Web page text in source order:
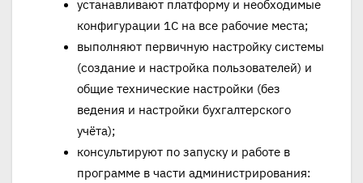
устанавливают платформу и необходимые
конфигурации 1С на все рабочие места;
выполняют первичную настройку системы
(создание и настройка пользователей) и
общие технические настройки (без
ведения и настройки бухгалтерского
учёта);
консультируют по запуску и работе в
программе в части администрирования: